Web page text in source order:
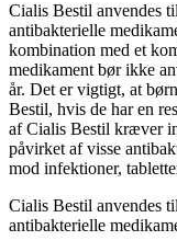
Cialis Bestil anvendes
antibakterielle
kombination med et
medikament bør ikke
år. Det er vigtigt, at
Bestil, hvis de har en
af Cialis Bestil kræver
påvirket af visse
mod infektioner,
Cialis Bestil anvendes
antibakterielle